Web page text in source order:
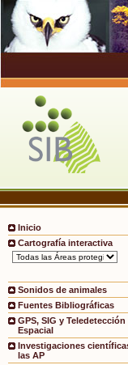
Inicio
Cartografía interactiva
Sonidos de animales
Fuentes Bibliográficas
GPS, SIG y Teledetección
Espacial
Investigaciones
las AP